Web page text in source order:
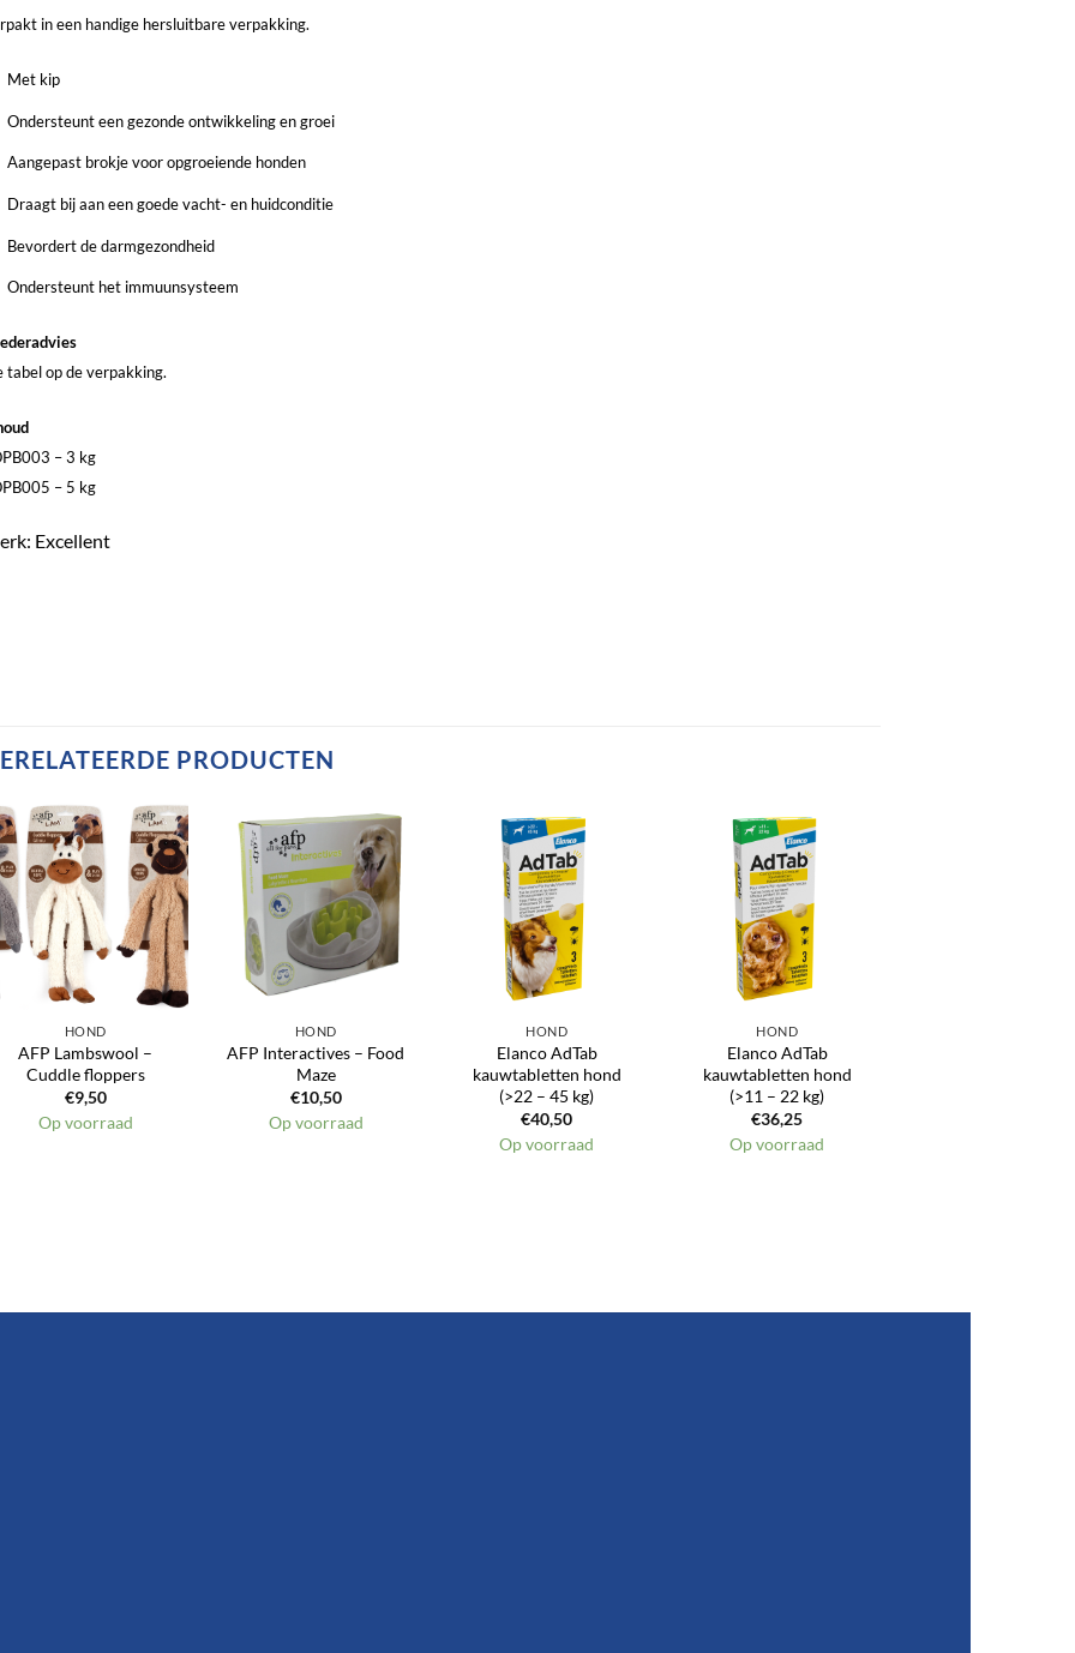
in een handige hersluitbare verpakking.
Met kip
Ondersteunt een gezonde ontwikkeling en groei
Aangepast brokje voor opgroeiende honden
Draagt bij aan een goede vacht- en huidconditie
Bevordert de darmgezondheid
Ondersteunt het immuunsysteem
tabel op de verpakking.
– 3 kg
– 5 kg
Excellent
PRODUCTEN
HOND
AFP Lambswool –
Cuddle floppers
€9,50
Op voorraad
HOND
AFP Interactives – Food
Maze
€10,50
Op voorraad
HOND
Elanco AdTab
kauwtabletten hond
(>22 – 45 kg)
€40,50
Op voorraad
HOND
Elanco AdTab
kauwtabletten hond
(>11 – 22 kg)
€36,25
Op voorraad